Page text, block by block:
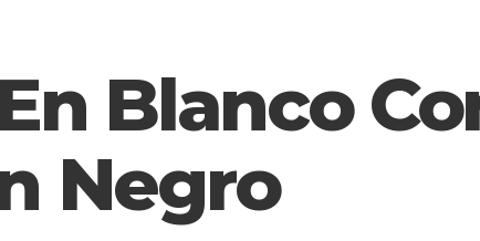
Blanco
Negro